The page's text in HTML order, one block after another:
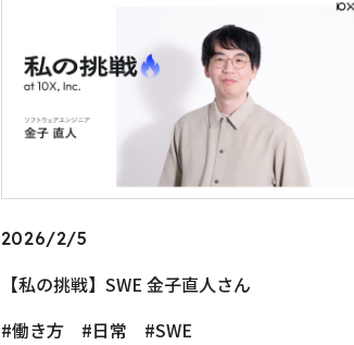
2026/2/5
【私の挑戦】SWE 金子直人さん
働き方
日常 SWE